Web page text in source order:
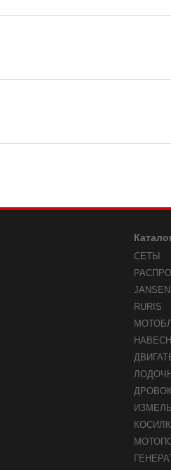
СЕТЫ
JANSEN
RURIS